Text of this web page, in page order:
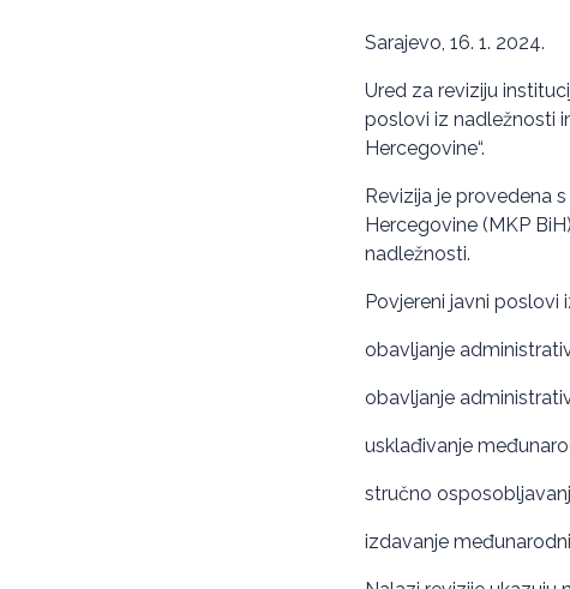
Sarajevo, 16. 1. 2024.
Ured za reviziju
poslovi iz nadležnosti
Hercegovine“.
Revizija je provedena
Hercegovine (MKP
nadležnosti.
Povjereni javni poslovi
obavljanje
obavljanje
usklađivanje
stručno
izdavanje